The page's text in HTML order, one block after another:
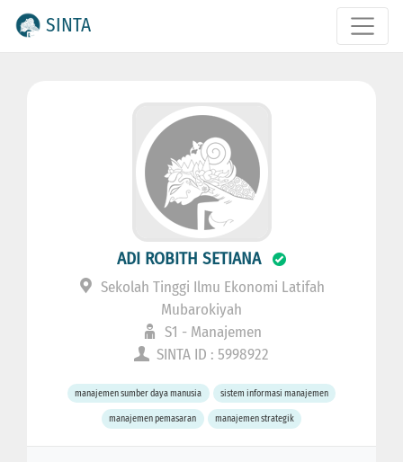
SINTA
ADI ROBITH SETIANA
Sekolah Tinggi Ilmu Ekonomi Latifah
Mubarokiyah
S1 - Manajemen
SINTA ID : 5998922
manajemen sumber daya manusia sistem informasi manajemen
manajemen pemasaran manajemen strategik